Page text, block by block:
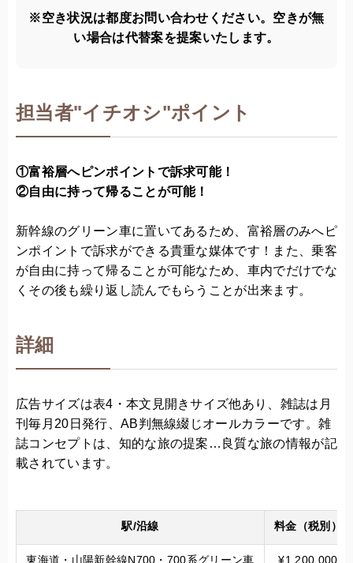
※空き状況は都度お問い合わせください。空きが無
い場合は代替案を提案いたします。
担当者"イチオシ"ポイント
①富裕層へピンポイントで訴求可能！
②自由に持って帰ることが可能！
新幹線のグリーン車に置いてあるため、富裕層のみへピ
ンポイントで訴求ができる貴重な媒体です！また、乗客
が自由に持って帰ることが可能なため、車内でだけでな
くその後も繰り返し読んでもらうことが出来ます。
詳細
広告サイズは表4・本文見開きサイズ他あり、雑誌は月
刊毎月20日発行、AB判無線綴じオールカラーです。雑
誌コンセプトは、知的な旅の提案…良質な旅の情報が記
載されています。
駅/沿線 料金（税別）